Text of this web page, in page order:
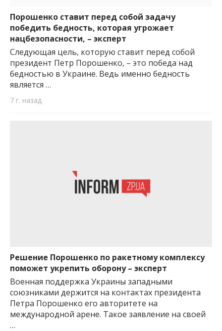
города Запорожья и области.
Порошенко ставит перед собой задачу
победить бедность, которая угрожает
нацбезопасности, – эксперт
Следующая цель, которую ставит перед собой
президент Петр Порошенко, – это победа над
бедностью в Украине. Ведь именно бедность
является …
7 г. назад
Решение Порошенко по ракетному комплексу
поможет укрепить оборону – эксперт
Военная поддержка Украины западными
союзниками держится на контактах президента
Петра Порошенко его авторитете на
международной арене. Такое заявление на своей
…